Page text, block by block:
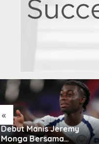
«
Mohamed Salah Berlabuh
ke Klub Turki